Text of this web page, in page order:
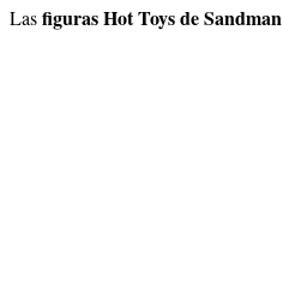
Lasfiguras Hot Toys de Sandman